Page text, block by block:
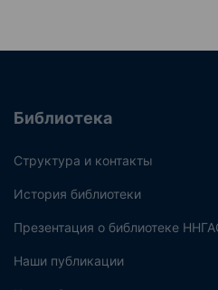
Библиотека
Структура и контакты
История библиотеки
Презентация о библиотеке
Наши публикации